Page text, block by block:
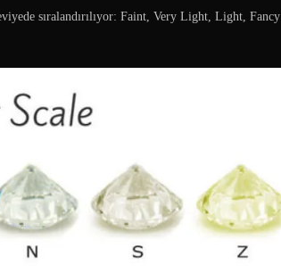
sıralandırılıyor: Faint, Very Light, Light, Fancy